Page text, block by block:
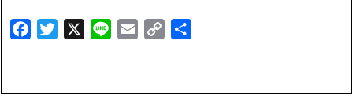
FacebookTwitter Line Email
Copy